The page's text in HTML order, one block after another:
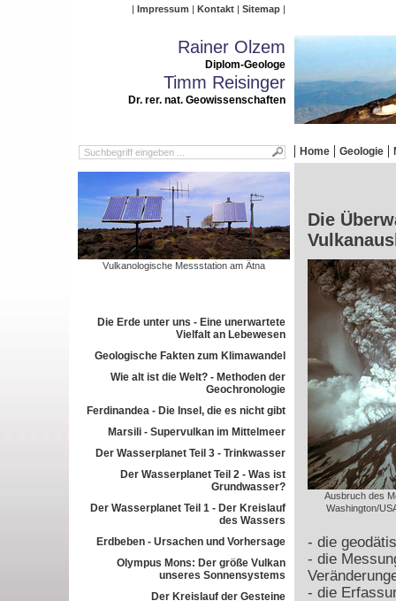
Impressum Kontakt Sitemap
Rainer Olzem
Diplom-Geologe
Timm Reisinger
Dr. rer. nat. Geowissenschaften
Home Geologie
Vulkanologische Messstation am Ätna
Die Erde unter uns - Eine unerwartete
Vielfalt an Lebewesen
Geologische Fakten zum Klimawandel
Wie alt ist die Welt? - Methoden der
Geochronologie
Ferdinandea - Die Insel, die es nicht gibt
Marsili - Supervulkan im Mittelmeer
Der Wasserplanet Teil 3 - Trinkwasser
Der Wasserplanet Teil 2 - Was ist
Grundwasser?
Der Wasserplanet Teil 1 - Der Kreislauf
des Wassers
Erdbeben - Ursachen und Vorhersage
Olympus Mons: Der größe Vulkan
unseres Sonnensystems
Der Kreislauf der Gesteine
Die
Ausbruch des
Washington/
- die
- die
- die